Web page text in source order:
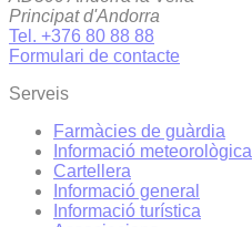
Principat d'Andorra
Tel. +376 80 88 88
Formulari de contacte
Serveis
Farmàcies de guàrdia
Informació meteorològica
Cartellera
Informació general
Informació turística